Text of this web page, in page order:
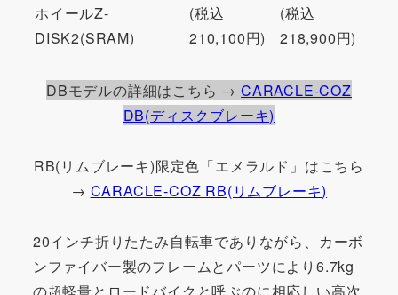
ホイールZ-
DISK2(SRAM)
(税込
210,100円)
(税込
218,900円)
DBモデルの詳細はこちら →CARACLE-COZ
DB(ディスクブレーキ)
RB(リムブレーキ)限定色「エメラルド」はこちら
→ CARACLE-COZ RB(リムブレーキ)
20インチ折りたたみ自転車でありながら、カーボ
ンファイバー製のフレームとパーツにより6.7kg
の超軽量とロードバイクと呼ぶのに相応しい高次